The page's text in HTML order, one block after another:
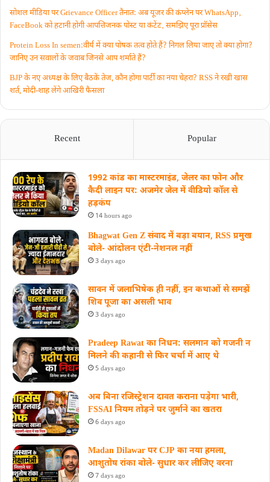
सोशल मीडिया पर Grievance Officer तैनात: अब यूजर की कंप्लेन पर WhatsApp‚
FaceBook को हटानी होगी आपत्तिजनक पोस्ट या कंटेंट‚ समझिए पूरा प्रॉसेस
Protein Loss In semen:वीर्य में क्या पोषक तत्व होते हैं? निगल लिया जाए तो क्या होगा?
जानिए उन सवालों के जवाब जिनसे आप शर्माते हैं?
BJP के नए अध्यक्ष के लिए बैठकें तेज, कौन होगा पार्टी का नया चेहरा? RSS ने रखी खास
शर्त, मोदी-शाह लेंगे आखिरी फैसला
Recent Popular
1992 कांड का मास्टरमाइंड, जेलर का फोन और
कैदी लाइन पर: अजमेर जेल में वीडियो कॉल से
हड़कंप
14 hours ago
Bhagwat Gen Z संवाद में बड़ा बयान, RSS प्रमुख
बोले- आंदोलन एंटी-नेशनल नहीं
3 days ago
सावन में जलाभिषेक ही नहीं, इन कथाओं से समझें
शिव पूजा का असली भाव
3 days ago
Pradeep Rawat का निधन: सलमान को गजनी न
मिलने की कहानी से फिर चर्चा में आए थे
5 days ago
अब बिना रजिस्ट्रेशन दावत कराना पड़ेगा भारी,
FSSAI नियम तोड़ने पर जुर्माने का खतरा
6 days ago
Madan Dilawar पर CJP का नया हमला,
आशुतोष रांका बोले- सुधार कर लीजिए वरना
7 days ago